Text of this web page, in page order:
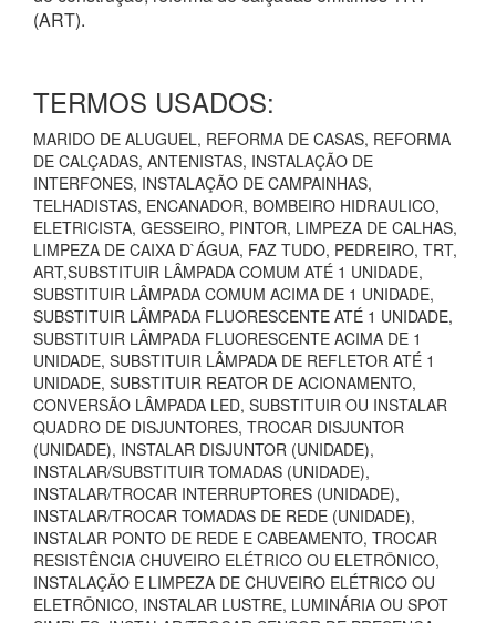
(ART).
TERMOS USADOS:
MARIDO DE ALUGUEL, REFORMA DE CASAS, REFORMA
DE CALÇADAS, ANTENISTAS, INSTALAÇÃO DE
INTERFONES, INSTALAÇÃO DE CAMPAINHAS,
TELHADISTAS, ENCANADOR, BOMBEIRO HIDRAULICO,
ELETRICISTA, GESSEIRO, PINTOR, LIMPEZA DE CALHAS,
LIMPEZA DE CAIXA D`ÁGUA, FAZ TUDO, PEDREIRO, TRT,
ART,SUBSTITUIR LÂMPADA COMUM ATÉ 1 UNIDADE,
SUBSTITUIR LÂMPADA COMUM ACIMA DE 1 UNIDADE,
SUBSTITUIR LÂMPADA FLUORESCENTE ATÉ 1 UNIDADE,
SUBSTITUIR LÂMPADA FLUORESCENTE ACIMA DE 1
UNIDADE, SUBSTITUIR LÂMPADA DE REFLETOR ATÉ 1
UNIDADE, SUBSTITUIR REATOR DE ACIONAMENTO,
CONVERSÃO LÂMPADA LED, SUBSTITUIR OU INSTALAR
QUADRO DE DISJUNTORES, TROCAR DISJUNTOR
(UNIDADE), INSTALAR DISJUNTOR (UNIDADE),
INSTALAR/SUBSTITUIR TOMADAS (UNIDADE),
INSTALAR/TROCAR INTERRUPTORES (UNIDADE),
INSTALAR/TROCAR TOMADAS DE REDE (UNIDADE),
INSTALAR PONTO DE REDE E CABEAMENTO, TROCAR
RESISTÊNCIA CHUVEIRO ELÉTRICO OU ELETRÔNICO,
INSTALAÇÃO E LIMPEZA DE CHUVEIRO ELÉTRICO OU
ELETRÔNICO, INSTALAR LUSTRE, LUMINÁRIA OU SPOT